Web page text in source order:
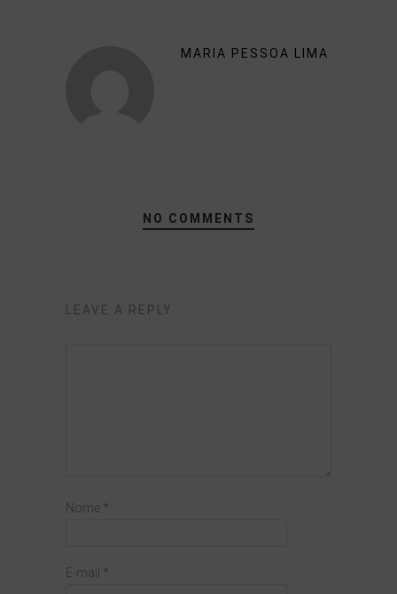
MARIA PESSOA LIMA
NO COMMENTS
LEAVE A REPLY
Nome *
E-mail *